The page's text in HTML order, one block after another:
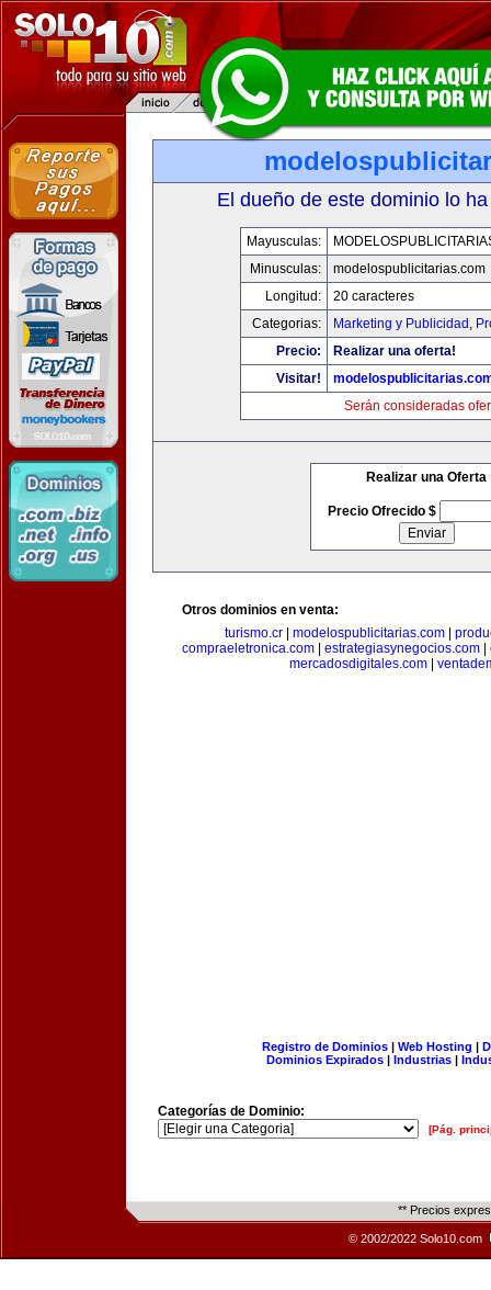
El dueño de este dominio lo
Mayusculas:
Minusculas:
modelospublicitarias.com
Longitud:
20 caracteres
Categorias:
Marketing y Publicidad ,
Precio:
Realizar una oferta!
Visitar!
Serán consideradas
Realizar una Oferta
Precio Ofrecido $
Otros dominios en venta:
turismo.cr
modelospublicitarias.com
compraeletronica.com
estrategiasynegocios.com
mercadosdigitales.com|
Registro de Dominios| Web Hosting |
Dominios Expirados | Industrias |
Categorías de Dominio:
[Pág.
** Precios
© 2002/2022 Solo10.com